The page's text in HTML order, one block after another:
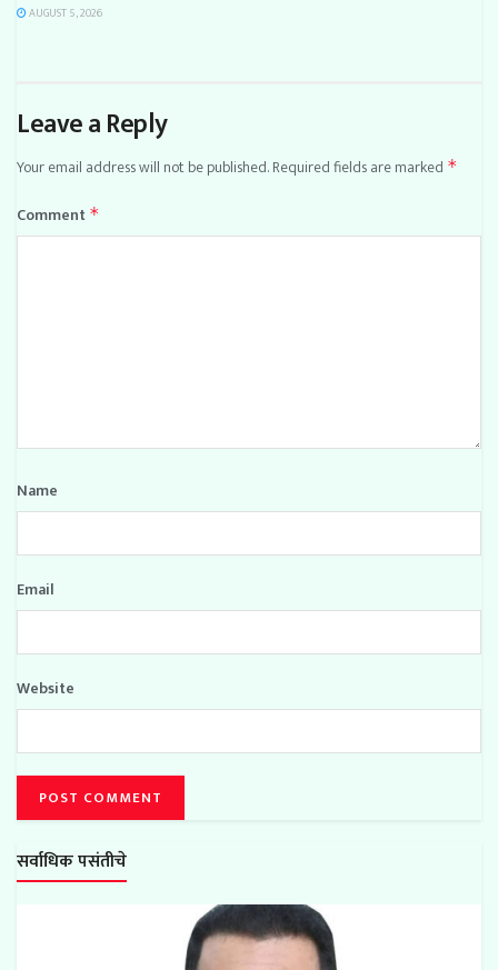
AUGUST 5, 2026
Leave a Reply
Your email address will not be published.Required fields are marked *
Comment *
Name
Email
Website
सर्वाधिक पसंतीचे